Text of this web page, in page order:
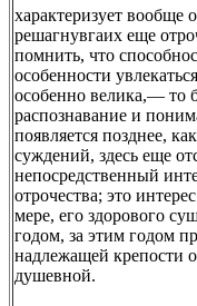
характеризует вообще
решагнувгаих еще
помнить, что
особенности
особенно велика,— то
распознавание и
появляется позднее,
суждений, здесь еще
непосредственный
отрочества; это
мере, его здорового
годом, за этим годом
надлежащей крепости
душевной.